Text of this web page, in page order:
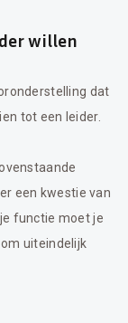
willen
dat
tot een leider.
een kwestie van
functie moet je
uiteindelijk